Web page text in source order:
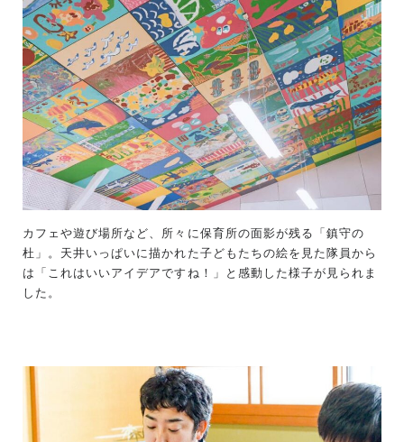
カフェや遊び場所など、所々に保育所の面影が残る「鎮守の
杜」。天井いっぱいに描かれた子どもたちの絵を見た隊員から
は「これはいいアイデアですね！」と感動した様子が見られま
した。